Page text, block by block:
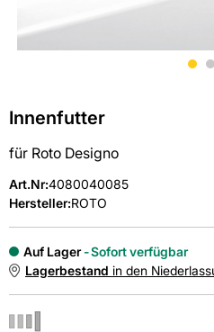
Innenfutter
für Roto Designo
Art.Nr:4080040085
Hersteller:ROTO
Auf Lager
Sofort verfügbar
Lagerbestand in den